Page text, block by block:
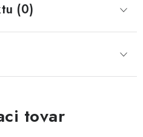
(0)
tovar